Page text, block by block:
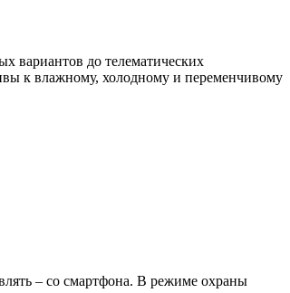
вариантов до телематических
к влажному, холодному и переменчивому
– со смартфона. В режиме охраны